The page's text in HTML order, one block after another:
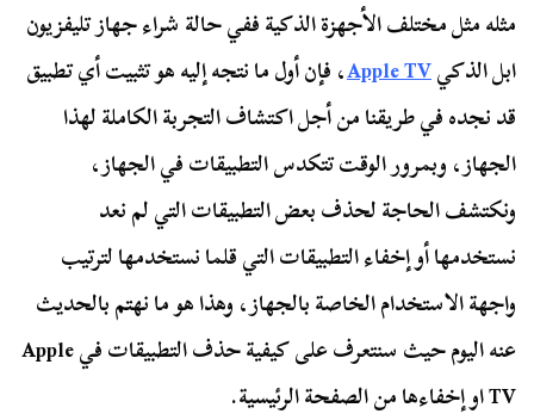
مثله مثل مختلف الأجهزة الذكية ففي حالة شراء جهاز تليفزيون
ابل الذكيApple TV، فإن أول ما نتجه إليه هو تثبيت أي تطبيق
قد نجده في طريقنا من أجل اكتشاف التجربة الكاملة لهذا
الجهاز، وبمرور الوقت تتكدس التطبيقات في الجهاز،
ونكتشف الحاجة لحذف بعض التطبيقات التي لم نعد
نستخدمها أو إخفاء التطبيقات التي قلما نستخدمها لترتيب
واجهة الاستخدام الخاصة بالجهاز، وهذا هو ما نهتم بالحديث
عنه اليوم حيث سنتعرف على كيفية حذف التطبيقات في Apple
TV او إخفاءها من الصفحة الرئيسية.